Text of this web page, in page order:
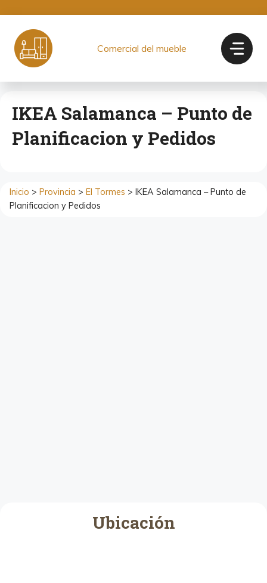
contenido
Comercial del mueble
IKEA Salamanca – Punto de
Planificacion y Pedidos
Inicio > Provincia > El Tormes > IKEA Salamanca – Punto de
Planificacion y Pedidos
Ubicación